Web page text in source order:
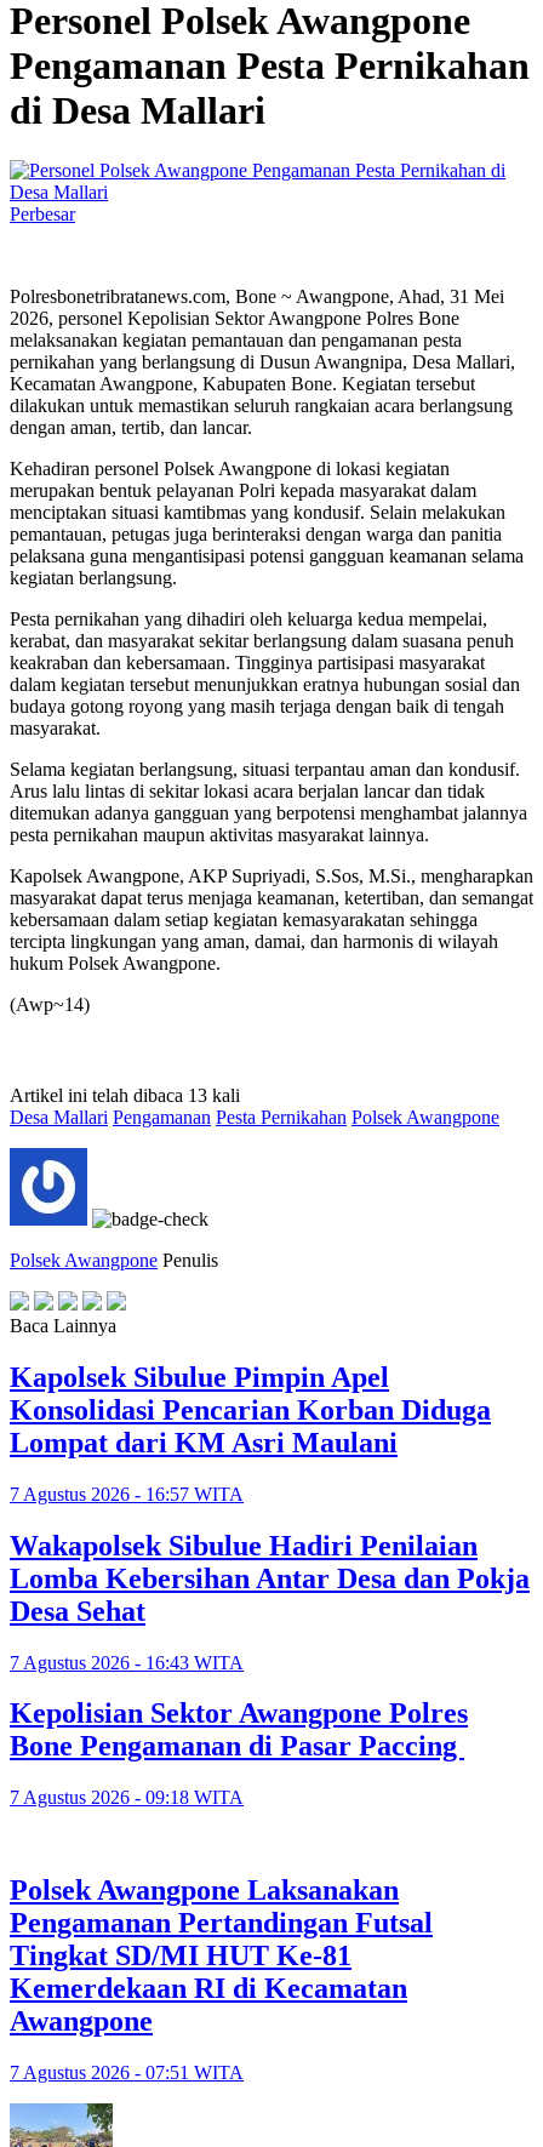
Personel Polsek Awangpone
Pengamanan Pesta Pernikahan
di Desa Mallari
Perbesar
Polresbonetribratanews.com, Bone ~ Awangpone, Ahad, 31 Mei
2026, personel Kepolisian Sektor Awangpone Polres Bone
melaksanakan kegiatan pemantauan dan pengamanan pesta
pernikahan yang berlangsung di Dusun Awangnipa, Desa Mallari,
Kecamatan Awangpone, Kabupaten Bone. Kegiatan tersebut
dilakukan untuk memastikan seluruh rangkaian acara berlangsung
dengan aman, tertib, dan lancar.
Kehadiran personel Polsek Awangpone di lokasi kegiatan
merupakan bentuk pelayanan Polri kepada masyarakat dalam
menciptakan situasi kamtibmas yang kondusif. Selain melakukan
pemantauan, petugas juga berinteraksi dengan warga dan panitia
pelaksana guna mengantisipasi potensi gangguan keamanan selama
kegiatan berlangsung.
Pesta pernikahan yang dihadiri oleh keluarga kedua mempelai,
kerabat, dan masyarakat sekitar berlangsung dalam suasana penuh
keakraban dan kebersamaan. Tingginya partisipasi masyarakat
dalam kegiatan tersebut menunjukkan eratnya hubungan sosial dan
budaya gotong royong yang masih terjaga dengan baik di tengah
masyarakat.
Selama kegiatan berlangsung, situasi terpantau aman dan kondusif.
Arus lalu lintas di sekitar lokasi acara berjalan lancar dan tidak
ditemukan adanya gangguan yang berpotensi menghambat jalannya
pesta pernikahan maupun aktivitas masyarakat lainnya.
Kapolsek Awangpone, AKP Supriyadi, S.Sos, M.Si., mengharapkan
masyarakat dapat terus menjaga keamanan, ketertiban, dan semangat
kebersamaan dalam setiap kegiatan kemasyarakatan sehingga
tercipta lingkungan yang aman, damai, dan harmonis di wilayah
hukum Polsek Awangpone.
‎(Awp~14)
Artikel ini telah dibaca 13 kali
Desa Mallari Pengamanan Pesta Pernikahan Polsek Awangpone
Polsek Awangpone Penulis
Baca Lainnya
Kapolsek Sibulue Pimpin Apel
Konsolidasi Pencarian Korban Diduga
Lompat dari KM Asri Maulani
7 Agustus 2026 - 16:57 WITA
Wakapolsek Sibulue Hadiri Penilaian
Lomba Kebersihan Antar Desa dan Pokja
Desa Sehat
7 Agustus 2026 - 16:43 WITA
Kepolisian Sektor Awangpone Polres
Bone Pengamanan di Pasar Paccing ‎
7 Agustus 2026 - 09:18 WITA
Polsek Awangpone Laksanakan
Pengamanan Pertandingan Futsal
Tingkat SD/MI HUT Ke-81
Kemerdekaan RI di Kecamatan
Awangpone
7 Agustus 2026 - 07:51 WITA